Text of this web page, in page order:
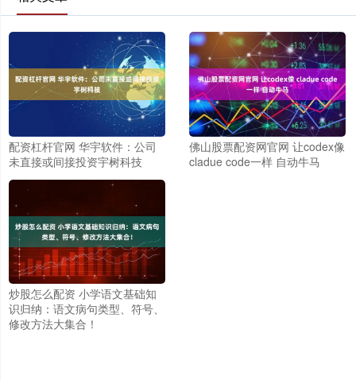
配资杠杆官网 华宇软件：公司
未直接或间接投资宇树科技
佛山股票配资网官网 让codex像
cladue code一样 自动牛马
炒股怎么配资 小学语文基础知
识归纳：语文病句类型、符号、
修改方法大集合！